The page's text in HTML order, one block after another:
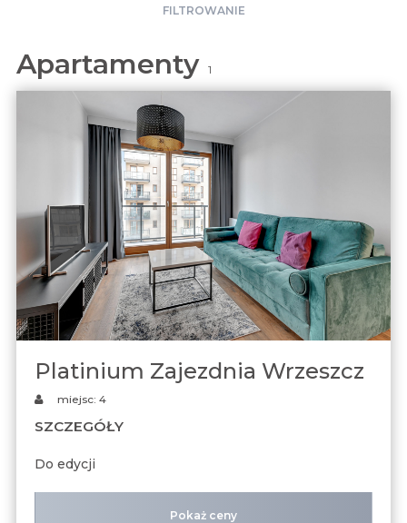
FILTROWANIE
Apartamenty 1
Platinium Zajezdnia Wrzeszcz
miejsc: 4
SZCZEGÓŁY
Do edycji
Pokaż ceny